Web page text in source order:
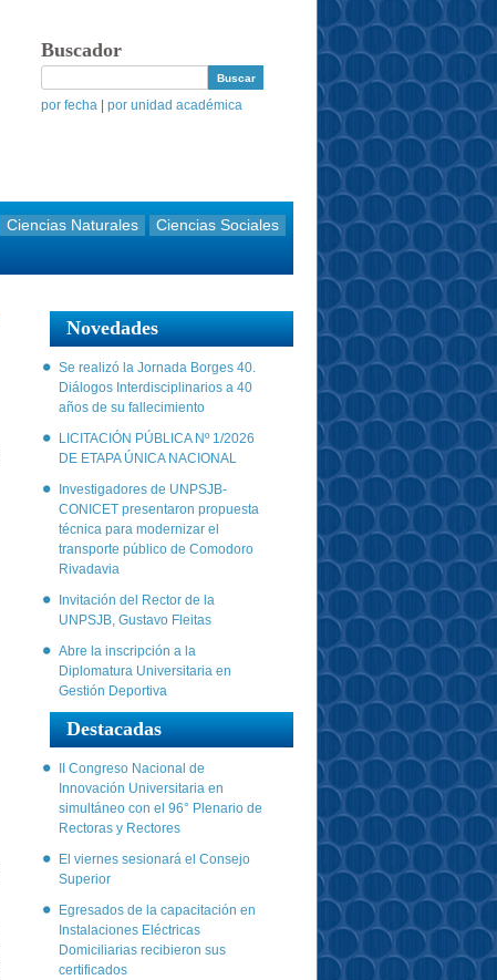
Buscador
por fecha por unidad académica
Ciencias Naturales
Ciencias Sociales
Novedades
Se realizó la Jornada Borges 40.
Diálogos Interdisciplinarios a 40
años de su fallecimiento
LICITACIÓN PÚBLICA Nº 1/2026
DE ETAPA ÚNICA NACIONAL
Investigadores de UNPSJB-
CONICET presentaron propuesta
técnica para modernizar el
transporte público de Comodoro
Rivadavia
Invitación del Rector de la
UNPSJB, Gustavo Fleitas
Abre la inscripción a la
Diplomatura Universitaria en
Gestión Deportiva
Destacadas
II Congreso Nacional de
Innovación Universitaria en
simultáneo con el 96° Plenario de
Rectoras y Rectores
El viernes sesionará el Consejo
Superior
Egresados de la capacitación en
Instalaciones Eléctricas
Domiciliarias recibieron sus
certificados